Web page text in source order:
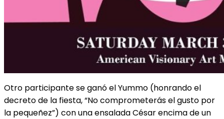
Otro participante se ganó el Yummo (honrando el
decreto de la fiesta, “No comprometerás el gusto por
la pequeñez”) con una ensalada César encima de un